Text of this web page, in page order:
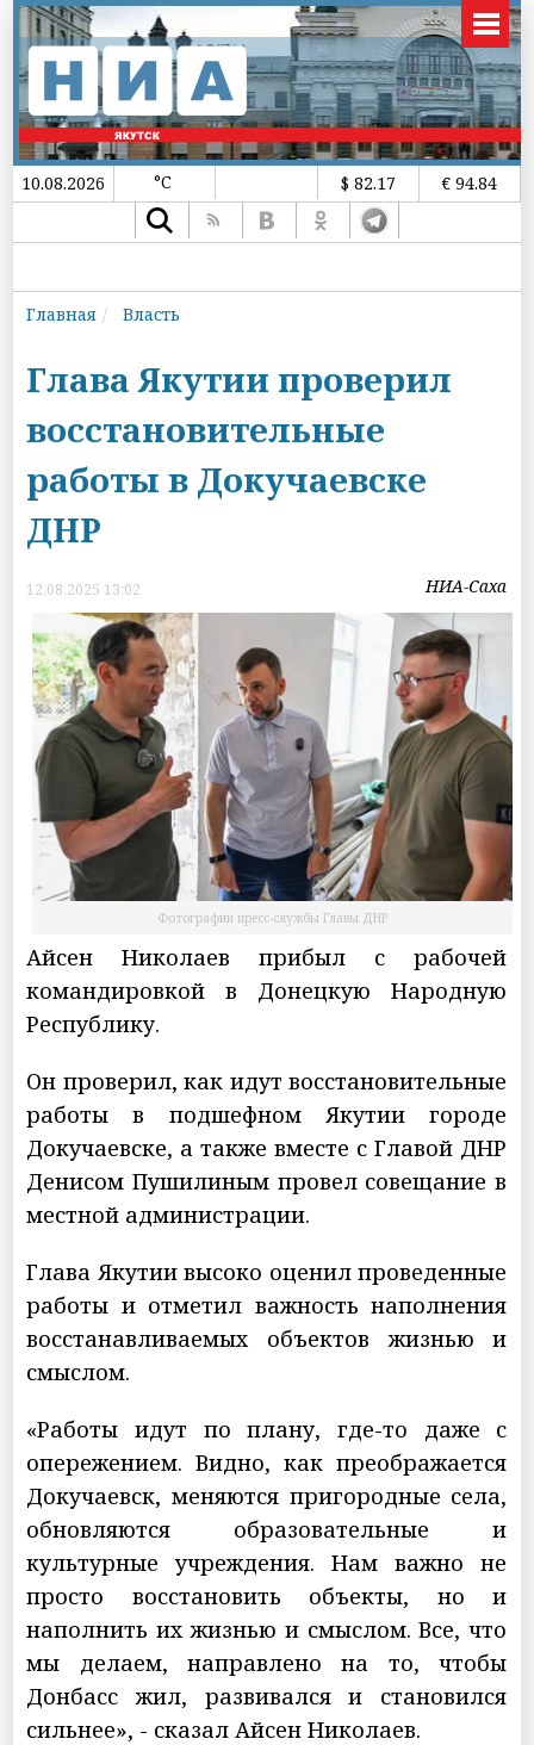
10.08.2026 °C $ 82.17 € 94.84
Главная Власть
Глава Якутии проверил
восстановительные
работы в Докучаевске
ДНР
12.08.2025 13:02 НИА-Саха
Фотографии пресс-службы Главы ДНР
Айсен Николаев прибыл с рабочей
командировкой в Донецкую Народную
Республику.
Он проверил, как идут восстановительные
работы в подшефном Якутии городе
Докучаевске, а также вместе с Главой ДНР
Денисом Пушилиным провел совещание в
местной администрации.
Глава Якутии высоко оценил проведенные
работы и отметил важность наполнения
восстанавливаемых объектов жизнью и
смыслом.
«Работы идут по плану, где-то даже с
опережением. Видно, как преображается
Докучаевск, меняются пригородные села,
обновляются образовательные и
культурные учреждения. Нам важно не
просто восстановить объекты, но и
наполнить их жизнью и смыслом. Все, что
мы делаем, направлено на то, чтобы
Донбасс жил, развивался и становился
сильнее», - сказал Айсен Николаев.